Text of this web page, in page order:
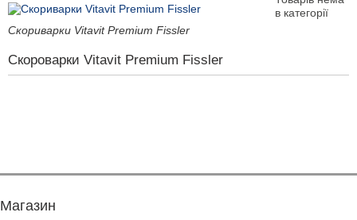
Скориварки Vitavit Premium Fissler
Скороварки Vitavit Premium Fissler
в категорії
Магазин